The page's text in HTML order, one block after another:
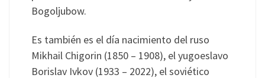
Bogoljubow.
Es también es el día nacimiento del ruso
Mikhail Chigorin (1850 – 1908), el yugoeslavo
Borislav Ivkov (1933 – 2022), el soviético